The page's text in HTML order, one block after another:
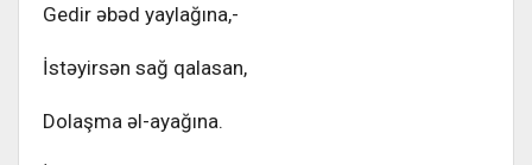
Gedir əbəd yaylağına,-
İstəyirsən sağ qalasan,
Dolaşma əl-ayağına.